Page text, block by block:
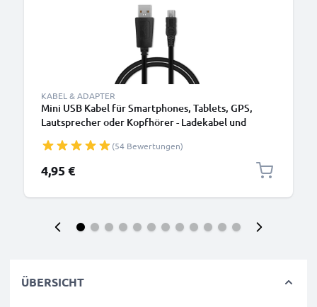
KABEL & ADAPTER
Mini USB Kabel für Smartphones, Tablets, GPS,
Lautsprecher oder Kopfhörer - Ladekabel und
(54 Bewertungen)
4,95 €
ÜBERSICHT